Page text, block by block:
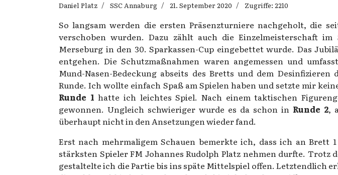
Daniel Platz SSC Annaburg 21. September 2020 Zugriffe: 2210
So langsam werden die ersten Präsenzturniere nachgeholt, die
verschoben wurden. Dazu zählt auch die Einzelmeisterschaft
Merseburg in den 30. Sparkassen-Cup eingebettet wurde. Das
entgehen. Die Schutzmaßnahmen waren angemessen und
Mund-Nasen-Bedeckung abseits des Bretts und dem Desinfizieren
Runde. Ich wollte einfach Spaß am Spielen haben und setzte mir
Runde 1 hatte ich leichtes Spiel. Nach einem taktischen
gewonnen. Ungleich schwieriger wurde es da schon in Runde 2,
überhaupt nicht in den Ansetzungen wieder fand.
Erst nach mehrmaligem Schauen bemerkte ich, dass ich an Brett 1
stärksten Spieler FM Johannes Rudolph Platz nehmen durfte. Trotz
gestaltelte ich die Partie bis ins späte Mittelspiel offen. Letztendlich